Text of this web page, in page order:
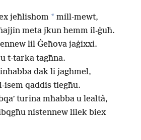
jeħlishom * mill-mewt,
meta jkun hemm il-ġuħ.
lil Ġeħova jaġixxi.
t-tarka tagħna.
dak li jagħmel,
isem qaddis tiegħu.
turina mħabba u lealtà,
nistennew lilek biex